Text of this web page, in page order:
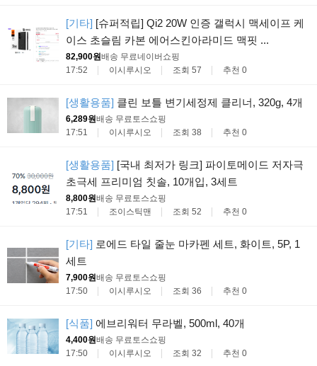
[기타] [슈퍼적립] Qi2 20W 인증 갤럭시 맥세이프 케
이스 초슬림 카본 에어스킨아라미드 맥핏 ...
82,900원배송 무료네이버쇼핑
17:52
이시루시오 조회 57 추천 0
[생활용품] 클린 보틀 변기세정제 클리너, 320g, 4개
6,289원배송 무료 토스쇼핑
17:51
이시루시오 조회 38 추천 0
[생활용품] [국내 최저가 링크] 파이토메이드 저자극
초극세 프리미엄 칫솔, 10개입, 3세트
8,800원배송 무료 토스쇼핑
17:51
조이스틱맨 조회 52 추천 0
[기타] 로에드 타일 줄눈 마카펜 세트, 화이트, 5P, 1
세트
7,900원배송 무료 토스쇼핑
17:50
이시루시오 조회 36 추천 0
[식품] 에브리워터 무라벨, 500ml, 40개
4,400원배송 무료 토스쇼핑
17:50
이시루시오 조회 32 추천 0